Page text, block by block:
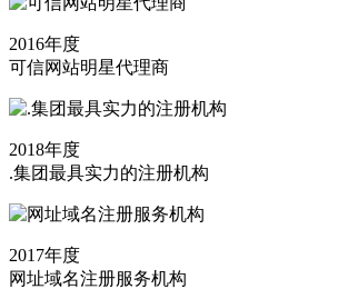
2016年度
可信网站明星代理商
2018年度
.集团最具实力的注册机构
2017年度
网址域名注册服务机构